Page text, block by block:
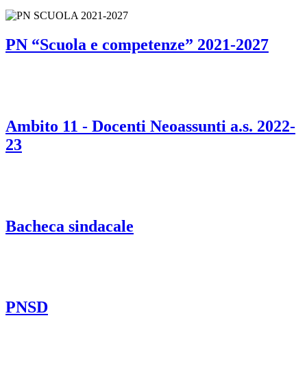
PN “Scuola e competenze” 2021-2027
Ambito 11 - Docenti Neoassunti a.s. 2022-
23
Bacheca sindacale
PNSD